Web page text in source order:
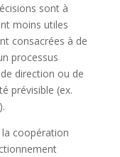
sont à
moins utiles
consacrées à de
processus
direction ou de
prévisible (ex.
coopération